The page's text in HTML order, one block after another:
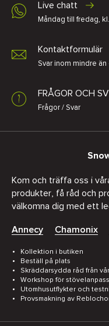
Live chatt
Måndag till fredag,
Kontaktformulär
Svar inom mindre
FRÅGOR OCH
Frågor / Svar
Kom och träffa oss i
produkter, få råd och
välkomna dig med ett
Annecy Chamonix
Kollektion i butiken
Beställ på plats
Skräddarsydda råd från
Workshop för
Utomhusutflykter och
Provsmakning av